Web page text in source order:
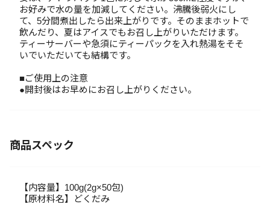
お好みで水の量を加減してください。沸騰後弱火にし
て、5分間煮出したら出来上がりです。そのままホットで
飲んだり、夏はアイスでもお召し上がりいただけます。
ティーサーバーや急須にティーパックを入れ熱湯をそそ
いでいただいても結構です。
■ご使用上の注意
●開封後はお早めにお召し上がりください。
商品スペック
【内容量】100g(2g×50包)
【原材料名】どくだみ